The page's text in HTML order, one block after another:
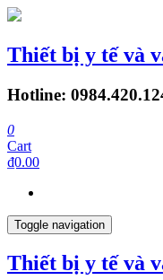
Thiết bị y tế và
Hotline:
0
Cart
₫0.00
Toggle navigation
Thiết bị y tế và